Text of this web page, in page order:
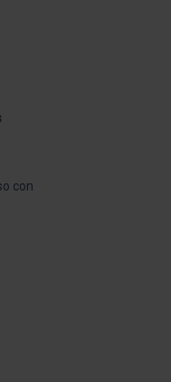
con